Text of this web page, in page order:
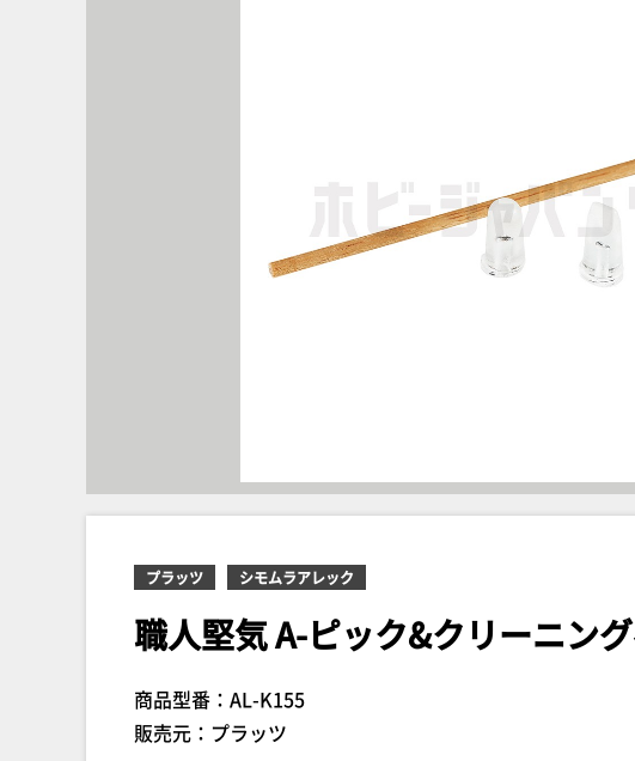
プラッツ シモムラアレック
職人堅気 A-ピック&クリーニン
商品型番：AL-K155
販売元：プラッツ